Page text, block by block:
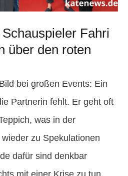
Fahri
über den roten
bei großen Events: Ein
Partnerin fehlt. Er geht oft
was in der
zu Spekulationen
dafür sind denkbar